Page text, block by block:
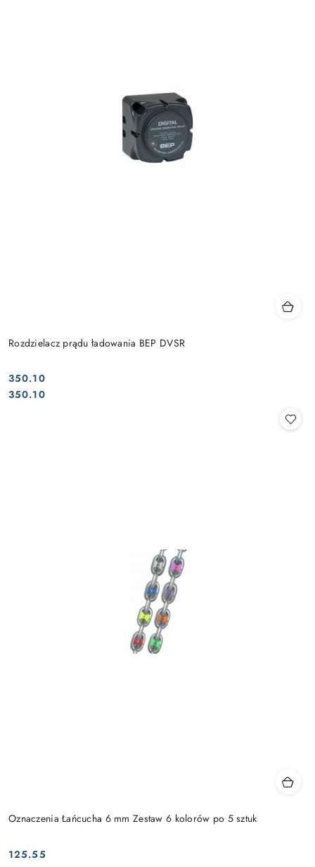
Rozdzielacz prądu ładowania BEP DVSR
Cena:
350.10
Cena:
350.10
Oznaczenia Łańcucha 6 mm Zestaw 6 kolorów po 5 sztuk
125.55